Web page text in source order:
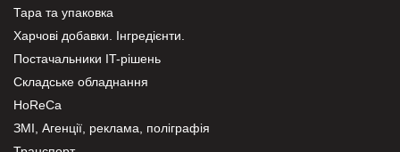
Тара та упаковка
Харчові добавки. Інгредієнти.
Постачальники IT-рішень
Складське обладнання
HoReCa
ЗМІ, Агенції, реклама, поліграфія